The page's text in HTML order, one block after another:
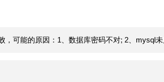
，可能的原因：1、数据库密码不对; 2、mysql未